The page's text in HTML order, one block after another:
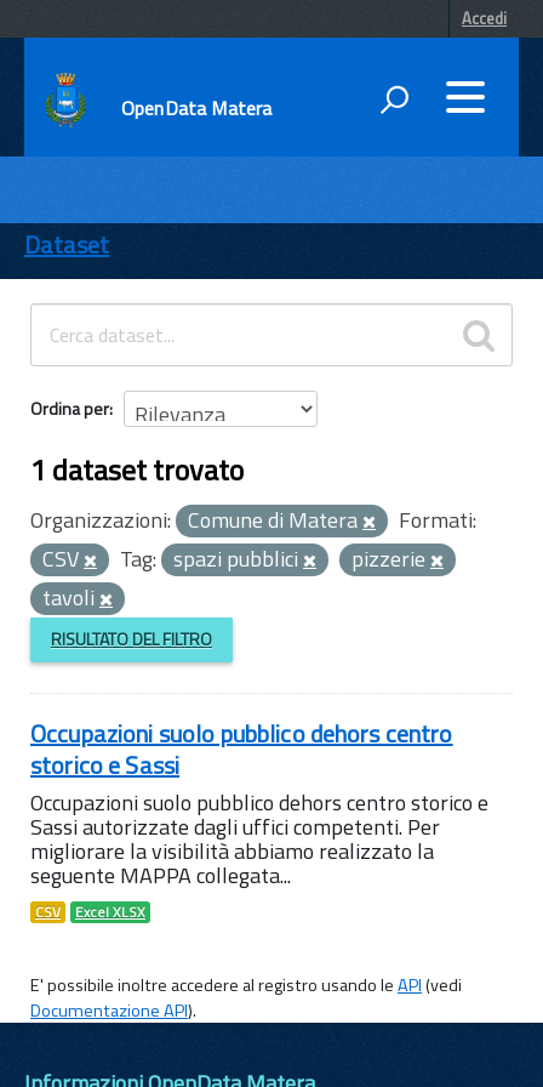
Accedi
OpenData Matera
ENTI
TEMI
INFORMAZIONI
Dataset
Ordina per
1 dataset trovato
Organizzazioni: Comune di Matera
Formati:
CSV
Tag: spazi pubblici
pizzerie
tavoli
RISULTATO DEL FILTRO
Occupazioni suolo pubblico dehors centro
storico e Sassi
Occupazioni suolo pubblico dehors centro storico e
Sassi autorizzate dagli uffici competenti. Per
migliorare la visibilità abbiamo realizzato la
seguente MAPPA collegata...
CSV Excel XLSX
E' possibile inoltre accedere al registro usando leAPI(vedi
Documentazione API).